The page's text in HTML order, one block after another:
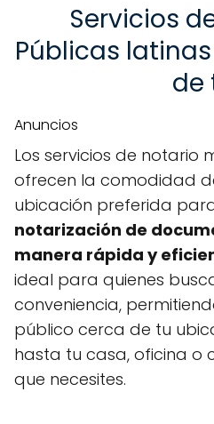
Servicios
Públicas
de
Anuncios
Los servicios de notario
ofrecen la comodidad
ubicación preferida
notarización de
manera rápida y
ideal para quienes
conveniencia,
público cerca de tu
hasta tu casa, oficina o
que necesites.